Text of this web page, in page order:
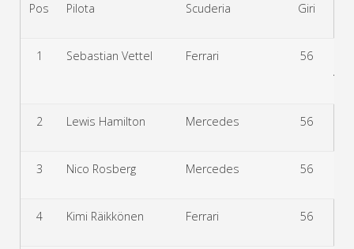
Pos Pilota Scuderia Giri
1 Sebastian Vettel Ferrari 56
2 Lewis Hamilton Mercedes 56
3 Nico Rosberg Mercedes 56
4 Kimi Räikkönen Ferrari 56